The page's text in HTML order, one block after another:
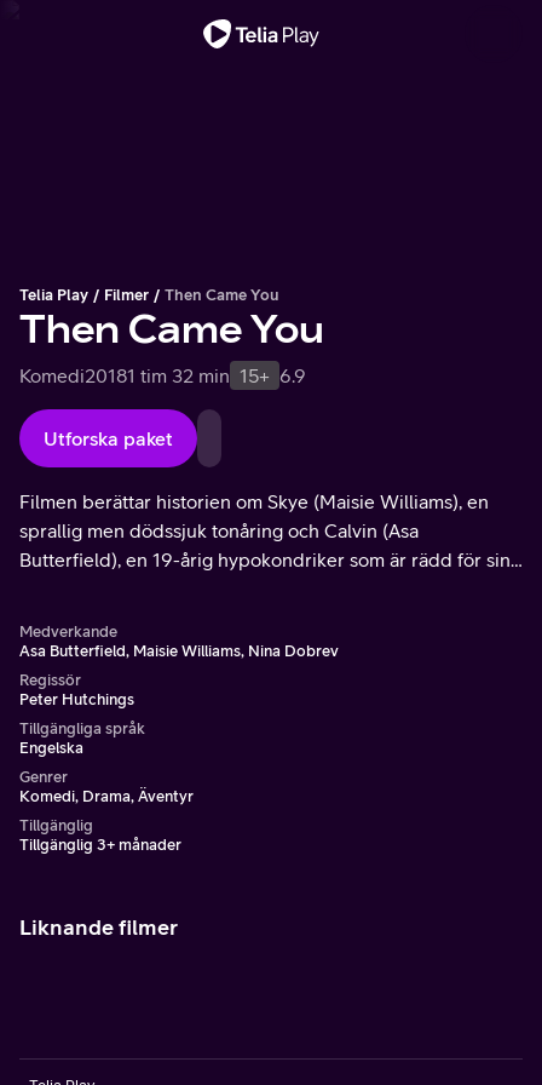
Telia Play Filmer Then Came You
Then Came You
Komedi20181 tim 32 min 15+ 6.9
Utforska paket
Filmen berättar historien om Skye (Maisie Williams), en
sprallig men dödssjuk tonåring och Calvin (Asa
Butterfield), en 19-årig hypokondriker som är rädd för sin
Medverkande
Asa Butterfield, Maisie Williams, Nina Dobrev
Regissör
Peter Hutchings
Tillgängliga språk
Engelska
Genrer
Komedi, Drama, Äventyr
Tillgänglig
Tillgänglig 3+ månader
Liknande filmer